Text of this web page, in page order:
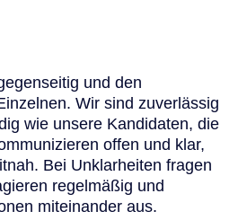
und den
Wir sind zuverlässig
wie unsere Kandidaten, die
offen und klar,
Bei Unklarheiten fragen
regelmäßig und
miteinander aus.